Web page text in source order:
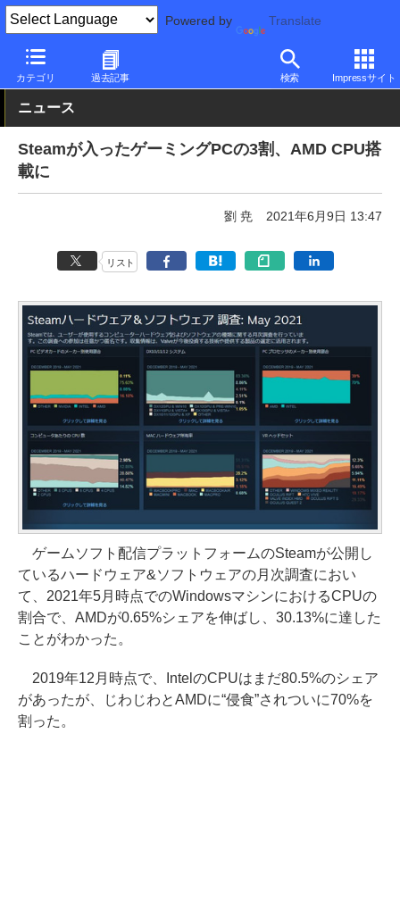
Powered by Translate
カテゴリ 過去記事 検索 Impressサイト
PC Watch 半導体/周辺機器
ニュース
Steamが入ったゲーミングPCの3割、AMD CPU搭
載に
劉 尭 2021年6月9日 13:47
リスト
ゲームソフト配信プラットフォームのSteamが公開し
ているハードウェア&ソフトウェアの月次調査におい
て、2021年5月時点でのWindowsマシンにおけるCPUの
割合で、AMDが0.65%シェアを伸ばし、30.13%に達した
ことがわかった。
2019年12月時点で、IntelのCPUはまだ80.5%のシェア
があったが、じわじわとAMDに“侵食”されついに70%を
割った。